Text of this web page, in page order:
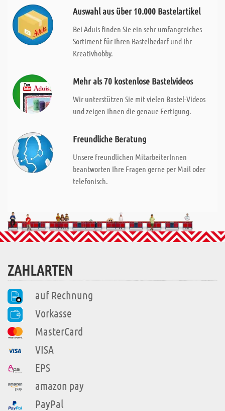
Auswahl aus über 10.000 Bastelartikel
Bei Aduis finden Sie ein sehr umfangreiches
Sortiment für Ihren Bastelbedarf und Ihr
Kreativhobby.
Mehr als 70 kostenlose Bastelvideos
Wir unterstützen Sie mit vielen Bastel-Videos
und zeigen Ihnen die genaue Fertigung.
Freundliche Beratung
Unsere freundlichen MitarbeiterInnen
beantworten Ihre Fragen gerne per Mail oder
telefonisch.
ZAHLARTEN
auf Rechnung
Vorkasse
MasterCard
VISA
EPS
amazon pay
PayPal